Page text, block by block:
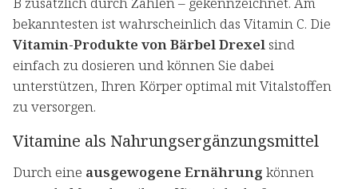
bekanntesten ist wahrscheinlich das Vitamin C. Die
Vitamin-Produkte von Bärbel Drexel sind
einfach zu dosieren und können Sie dabei
unterstützen, Ihren Körper optimal mit Vitalstoffen
zu versorgen.
Vitamine als Nahrungsergänzungsmittel
Durch eine ausgewogene Ernährung können